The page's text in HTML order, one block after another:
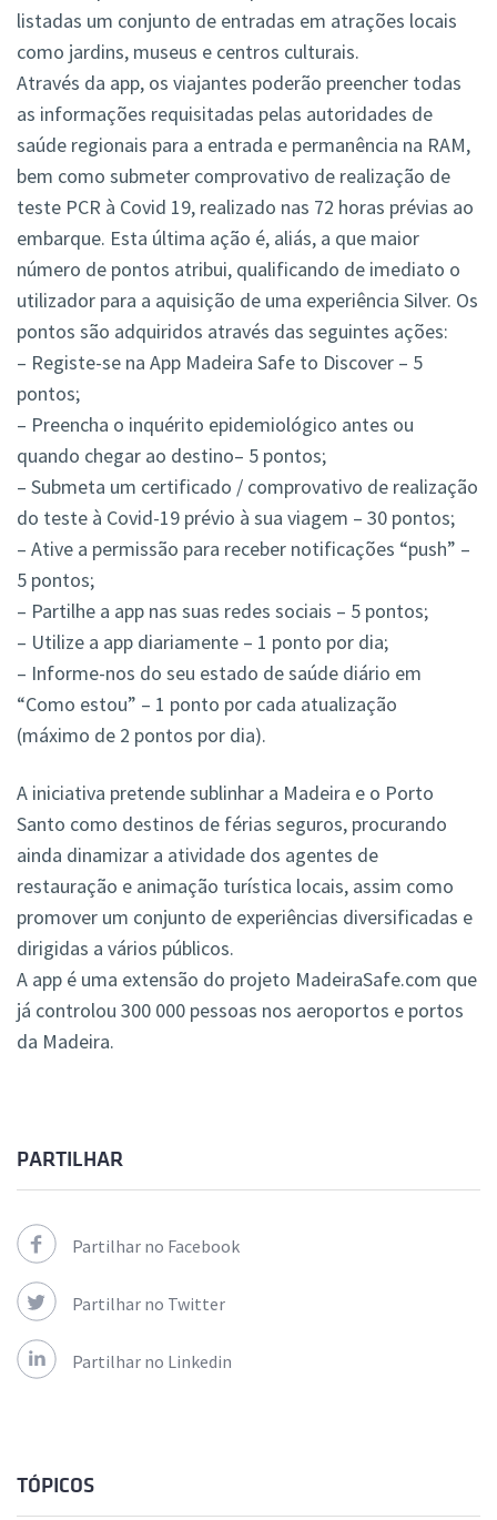
listadas um conjunto de entradas em atrações locais
como jardins, museus e centros culturais.
Através da app, os viajantes poderão preencher todas
as informações requisitadas pelas autoridades de
saúde regionais para a entrada e permanência na RAM,
bem como submeter comprovativo de realização de
teste PCR à Covid 19, realizado nas 72 horas prévias ao
embarque. Esta última ação é, aliás, a que maior
número de pontos atribui, qualificando de imediato o
utilizador para a aquisição de uma experiência Silver. Os
pontos são adquiridos através das seguintes ações:
– Registe-se na App Madeira Safe to Discover – 5
pontos;
– Preencha o inquérito epidemiológico antes ou
quando chegar ao destino– 5 pontos;
– Submeta um certificado / comprovativo de realização
do teste à Covid-19 prévio à sua viagem – 30 pontos;
– Ative a permissão para receber notificações “push” –
5 pontos;
– Partilhe a app nas suas redes sociais – 5 pontos;
– Utilize a app diariamente – 1 ponto por dia;
– Informe-nos do seu estado de saúde diário em
“Como estou” – 1 ponto por cada atualização
(máximo de 2 pontos por dia).
A iniciativa pretende sublinhar a Madeira e o Porto
Santo como destinos de férias seguros, procurando
ainda dinamizar a atividade dos agentes de
restauração e animação turística locais, assim como
promover um conjunto de experiências diversificadas e
dirigidas a vários públicos.
A app é uma extensão do projeto MadeiraSafe.com que
já controlou 300 000 pessoas nos aeroportos e portos
da Madeira.
PARTILHAR
Partilhar no Facebook
Partilhar no Twitter
Partilhar no Linkedin
TÓPICOS